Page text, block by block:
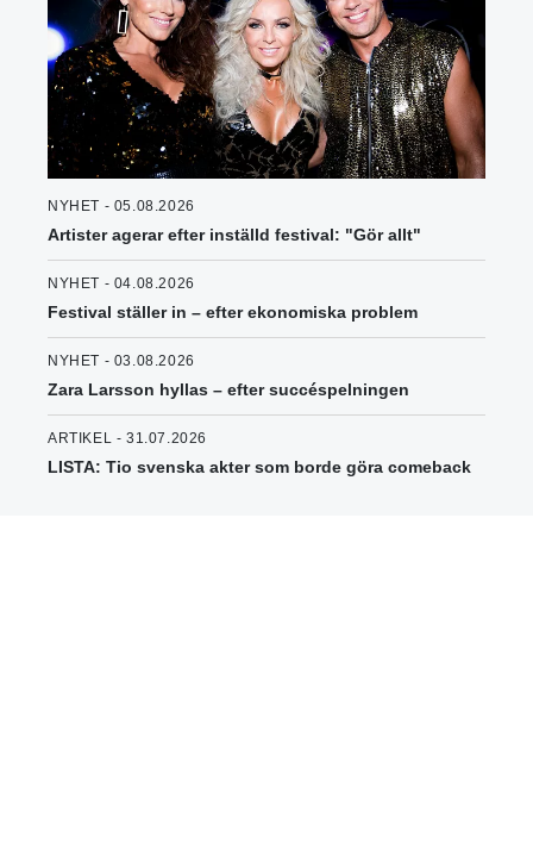
NYHET - 05.08.2026
Artister agerar efter inställd festival: "Gör allt"
NYHET - 04.08.2026
Festival ställer in – efter ekonomiska problem
NYHET - 03.08.2026
Zara Larsson hyllas – efter succéspelningen
ARTIKEL - 31.07.2026
LISTA: Tio svenska akter som borde göra comeback